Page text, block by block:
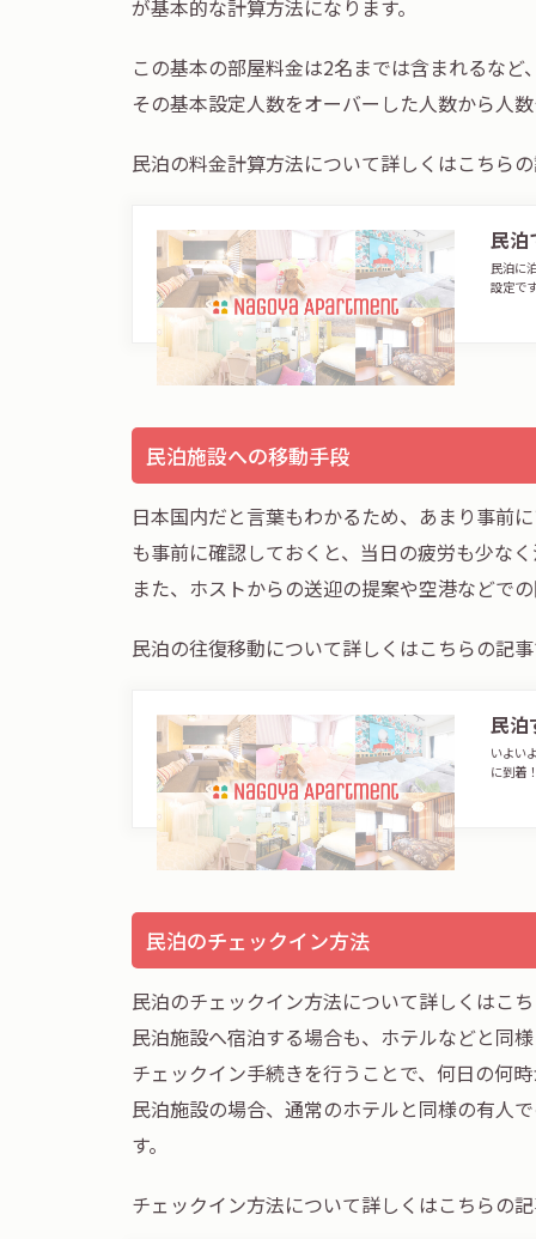
が基本的な計算方法になります。
この基本の部屋料金は2名までは含まれるな
その基本設定人数をオーバーした人数から人
民泊の料金計算方法について詳しくはこちら
民泊
民泊に
設定で
民泊施設への移動手段
日本国内だと言葉もわかるため、あまり事前
も事前に確認しておくと、当日の疲労も少な
また、ホストからの送迎の提案や空港などで
民泊の往復移動について詳しくはこちらの記
民泊
いよい
に到着
民泊のチェックイン方法
民泊のチェックイン方法について詳しくはこ
民泊施設へ宿泊する場合も、ホテルなどと同
チェックイン手続きを行うことで、何日の何
民泊施設の場合、通常のホテルと同様の有人
す。
チェックイン方法について詳しくはこちらの